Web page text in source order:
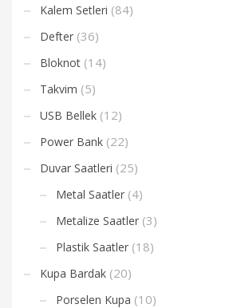
Kalem Setleri (84)
Defter (36)
Bloknot (14)
Takvim (5)
USB Bellek (12)
Power Bank (22)
Duvar Saatleri (25)
Metal Saatler (4)
Metalize Saatler (3)
Plastik Saatler (18)
Kupa Bardak (20)
Porselen Kupa (10)